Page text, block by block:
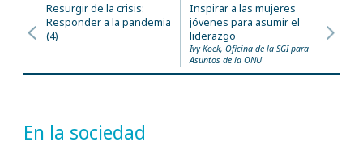
Resurgir de la crisis:
Responder a la pandemia
(4)
Inspirar a las mujeres
jóvenes para asumir el
liderazgo
Ivy Koek, Oficina de la SGI para
Asuntos de la ONU
En la sociedad